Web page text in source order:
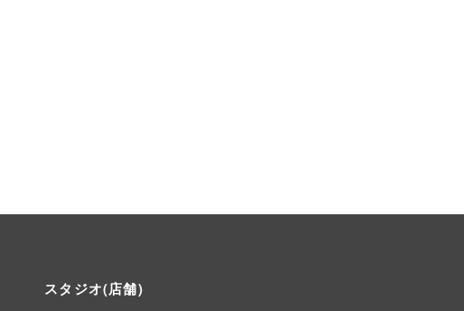
スタジオ(店舗)